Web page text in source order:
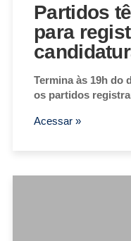
Partidos
para
Termina às 19h do
os partidos
Acessar »